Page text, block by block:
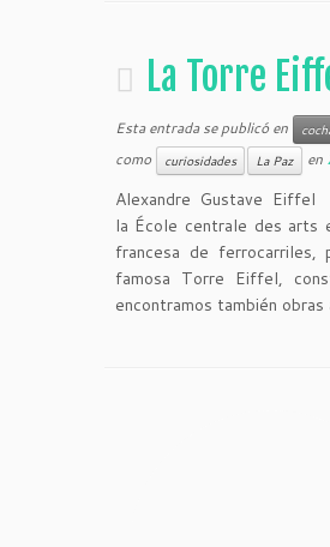
La Torre
Esta entrada se publicó en
como
curiosidades La Paz en
Alexandre Gustave
la École centrale des arts
francesa de
famosa Torre Eiffel,
encontramos también